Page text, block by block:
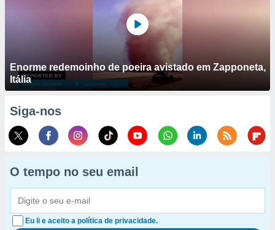
Enorme redemoinho de poeira avistado em Zapponeta,
Itália
Siga-nos
O tempo no seu email
Eu li e aceito a política de privacidade.